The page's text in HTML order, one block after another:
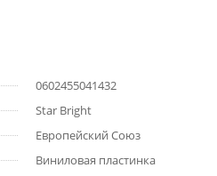
0602455041432
Star Bright
Европейский Союз
Виниловая пластинка